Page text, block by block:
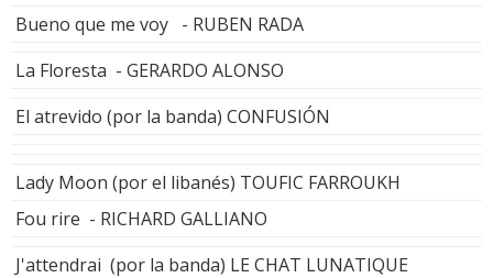
Bueno que me voy - RUBEN RADA
La Floresta - GERARDO ALONSO
El atrevido (por la banda) CONFUSIÓN
Lady Moon (por el libanés) TOUFIC FARROUKH
Fou rire - RICHARD GALLIANO
J'attendrai (por la banda) LE CHAT LUNATIQUE